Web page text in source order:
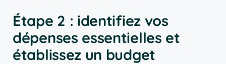
Étape 2 : identifiez vos
dépenses essentielles et
établissez un budget